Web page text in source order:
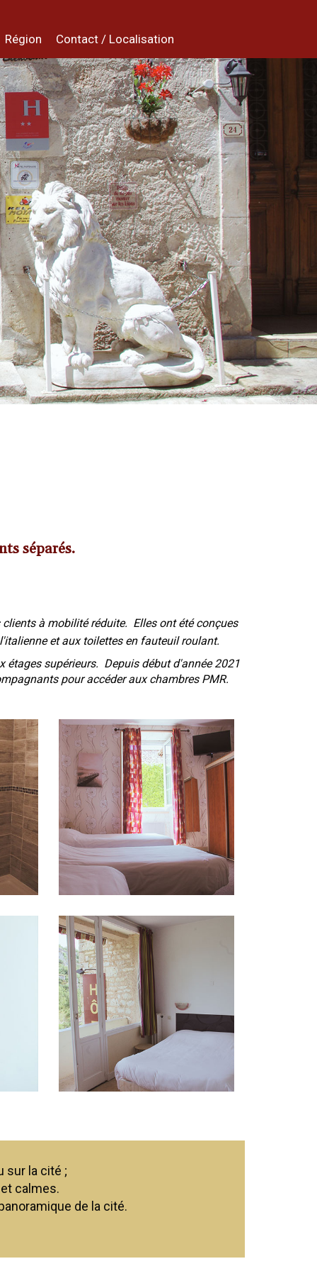
Région Contact / Localisation
séparés.
à mobilité réduite. Elles ont été conçues
et aux toilettes en fauteuil roulant.
étages supérieurs. Depuis début d'année 2021
pour accéder aux chambres PMR.
sur la cité ;
calmes.
de la cité.